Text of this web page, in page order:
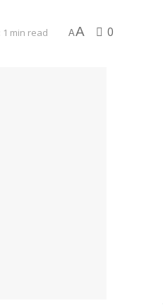
1 min read AA 0